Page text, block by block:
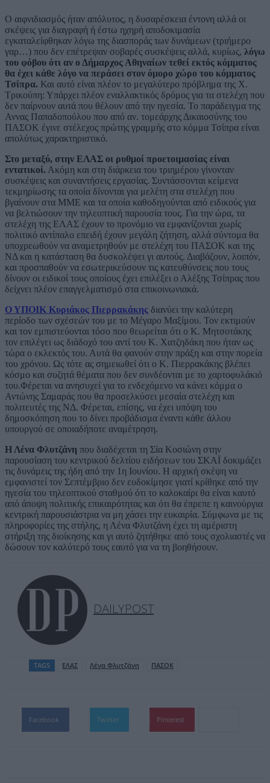
Ο αιφνιδιασμός ήταν απόλυτος, η δυσαρέσκεια έντονη αλλά οι
σκέψεις για διαγραφή ή έστω ηχηρή αποδοκιμασία
εγκαταλείφθηκαν λόγω της διασποράς των δυνάμεων (τριήμερο
γαρ…) που δεν επέτρεψαν σοβαρές συσκέψεις αλλά, κυρίως, λόγω
του φόβου ότι αν ο Δήμαρχος Αθηναίων τεθεί εκτός κόμματος
θα έχει κάθε λόγο να περάσει στον όμορο χώρο του κόμματος
Τσίπρα. Και αυτό είναι πλέον το μεγαλύτερο πρόβλημα της Χ.
Τρικούπη: Υπάρχει πλέον εναλλακτικός δρόμος για τα στελέχη που
δεν παίρνουν αυτά που θέλουν από την ηγεσία. Το παράδειγμα της
Αννας Παπαδοπούλου που από αν. τομεάρχης Δικαιοσύνης του
ΠΑΣΟΚ έγινε στέλεχος πρώτης γραμμής στο κόμμα Τσίπρα είναι
απολύτως χαρακτηριστικό.
Στο μεταξύ, στην ΕΛΑΣ οι ρυθμοί προετοιμασίας είναι
εντατικοί. Ακόμη και στη διάρκεια του τριημέρου γίνονταν
συσκέψεις και συναντήσεις εργασίας. Συντάσσονται κείμενα
τεκμηρίωσης τα οποία δίνονται για μελέτη στα στελέχη που
βγαίνουν στα ΜΜΕ και τα οποία καθοδηγούνται από ειδικούς για
να βελτιώσουν την τηλεοπτική παρουσία τους. Για την ώρα, τα
στελέχη της ΕΛΑΣ έχουν το προνόμιο να εμφανίζονται χωρίς
πολιτικό αντίπαλο επειδή έχουν μεγάλη ζήτηση, αλλά σύντομα θα
υποχρεωθούν να αναμετρηθούν με στελέχη του ΠΑΣΟΚ και της
ΝΔ και η κατάσταση θα δυσκολέψει γι αυτούς. Διαβάζουν, λοιπόν,
και προσπαθούν να εσωτερικεύσουν τις κατευθύνσεις που τους
δίνουν οι ειδικοί τους οποίους έχει επιλέξει ο Αλέξης Τσίπρας που
δείχνει πλέον επαγγελματισμό στα επικοινωνιακά.
Ο ΥΠΟΙΚ Κυριάκος Πιερρακάκης διανύει την καλύτερη
περίοδο των σχέσεών του με το Μέγαρο Μαξίμου. Τον εκτιμούν
και τον εμπιστεύονται τόσο που θεωρείται ότι ο Κ. Μητσοτάκης
τον επιλέγει ως διάδοχό του αντί του Κ. Χατζηδάκη που ήταν ως
τώρα ο εκλεκτός του. Αυτά θα φανούν στην πράξη και στην πορεία
του χρόνου. Ως τότε ας σημειωθεί ότι ο Κ. Πιερρακάκης βλέπει
κόσμο και συζητά θέματα που δεν συνδέονται με το χαρτοφυλάκιό
του.Φέρεται να ανησυχεί για το ενδεχόμενο να κάνει κόμμα ο
Αντώνης Σαμαράς που θα προσελκύσει μεσαία στελέχη και
πολιτευτές της ΝΔ. Φέρεται, επίσης, να έχει υπόψη του
δημοσκόπηση που το δίνει προβάδισμα έναντι κάθε άλλου
υπουργού σε οποιαδήποτε αναμέτρηση.
Η Λένα Φλυτζάνη που διαδέχεται τη Σία Κοσιώνη στην
παρουσίαση του κεντρικού δελτίου ειδήσεων του ΣΚΑΪ δοκιμάζει
τις δυνάμεις της ήδη από την 1η Ιουνίου. Η αρχική σκέψη να
εμφανιστεί τον Σεπτέμβριο δεν ευδοκίμησε γιατί κρίθηκε από την
ηγεσία του τηλεοπτικού σταθμού ότι το καλοκαίρι θα είναι καυτό
από άποψη πολιτικής επικαιρότητας και ότι θα έπρεπε η καινούργια
κεντρική παρουσιάστρια να μη χάσει την ευκαιρία. Σύμφωνα με τις
πληροφορίες της στήλης, η Λένα Φλυτζάνη έχει τη αμέριστη
στήριξη της διοίκησης και γι αυτό ζητήθηκε από τους σχολιαστές να
δώσουν τον καλύτερό τους εαυτό για να τη βοηθήσουν.
DAILYPOST
TAGS ΕΛΑΣ Λένα Φλυτζάνη ΠΑΣΟΚ
Facebook Twitter Pinterest